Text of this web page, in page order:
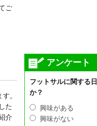
ご
。
た
介
アンケート
フットサルに関する
か？
興味がある
興味がない